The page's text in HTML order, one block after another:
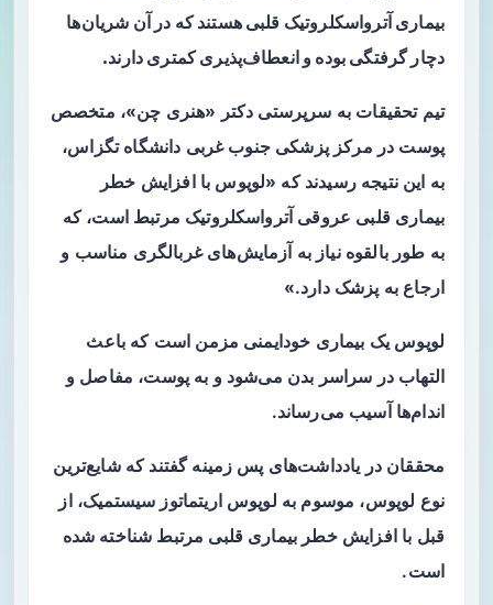
بیماری آترواسکلروتیک قلبی هستند که در آن شریان‌ها
دچار گرفتگی بوده و انعطاف‌پذیری کمتری دارند.
تیم تحقیقات به سرپرستی دکتر «هنری چن»، متخصص
پوست در مرکز پزشکی جنوب غربی دانشگاه تگزاس،
به این نتیجه رسیدند که «لوپوس با افزایش خطر
بیماری قلبی عروقی آترواسکلروتیک مرتبط است، که
به طور بالقوه نیاز به آزمایش‌های غربالگری مناسب و
ارجاع به پزشک دارد.»
لوپوس یک بیماری خودایمنی مزمن است که باعث
التهاب در سراسر بدن می‌شود و به پوست، مفاصل و
اندام‌ها آسیب می‌رساند.
محققان در یادداشت‌های پس زمینه گفتند که شایع‌ترین
نوع لوپوس، موسوم به لوپوس اریتماتوز سیستمیک، از
قبل با افزایش خطر بیماری قلبی مرتبط شناخته شده
است.